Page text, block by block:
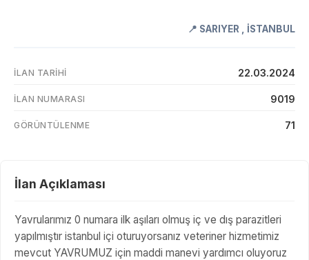
📍 SARIYER İSTANBUL
İLAN TARIHI 22.03.2024
İLAN NUMARASI 9019
GÖRÜNTÜLENME 71
İlan Açıklaması
Yavrularımız 0 numara ilk aşıları olmuş iç ve dış parazitleri
yapılmıştır istanbul içi oturuyorsanız veteriner hizmetimiz
mevcut YAVRUMUZ için maddi manevi yardımcı oluyoruz